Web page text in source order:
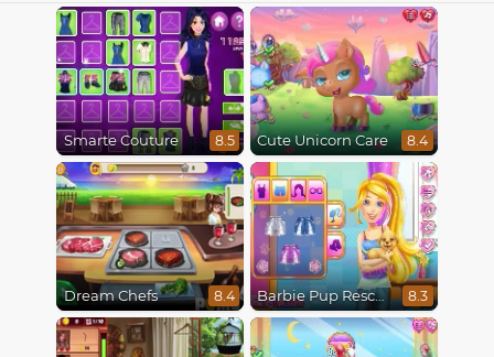
Smarte Couture 8.5 Cute Unicorn Care 8.4
Dream Chefs 8.4 Barbie Pup Rescue 8.3